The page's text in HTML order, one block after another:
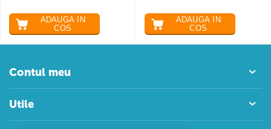
ADAUGA IN
COS
ADAUGA IN
COS
Contul meu
Utile